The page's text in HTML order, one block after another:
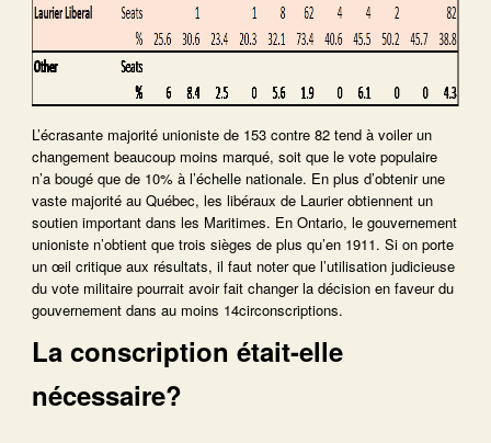
L’écrasante majorité unioniste de 153 contre 82 tend à voiler un
changement beaucoup moins marqué, soit que le vote populaire
n’a bougé que de 10% à l’échelle nationale. En plus d’obtenir une
vaste majorité au Québec, les libéraux de Laurier obtiennent un
soutien important dans les Maritimes. En Ontario, le gouvernement
unioniste n’obtient que trois sièges de plus qu’en 1911. Si on porte
un œil critique aux résultats, il faut noter que l’utilisation judicieuse
du vote militaire pourrait avoir fait changer la décision en faveur du
gouvernement dans au moins 14circonscriptions.
La conscription était-elle
nécessaire?